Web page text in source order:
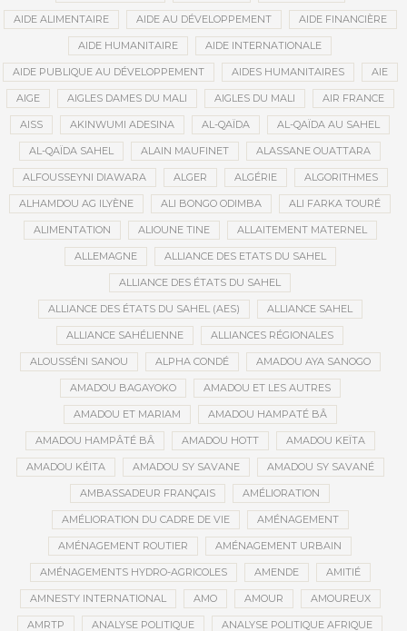
AIDE ALIMENTAIRE AIDE AU DÉVELOPPEMENT AIDE FINANCIÈRE
AIDE HUMANITAIRE AIDE INTERNATIONALE
AIDE PUBLIQUE AU DÉVELOPPEMENT AIDES HUMANITAIRES AIE
AIGE AIGLES DAMES DU MALI AIGLES DU MALI AIR FRANCE
AISS AKINWUMI ADESINA AL-QAÏDA AL-QAÏDA AU SAHEL
AL-QAÏDA SAHEL ALAIN MAUFINET ALASSANE OUATTARA
ALFOUSSEYNI DIAWARA ALGER ALGÉRIE ALGORITHMES
ALHAMDOU AG ILYÈNE ALI BONGO ODIMBA ALI FARKA TOURÉ
ALIMENTATION ALIOUNE TINE ALLAITEMENT MATERNEL
ALLEMAGNE ALLIANCE DES ETATS DU SAHEL
ALLIANCE DES ÉTATS DU SAHEL
ALLIANCE DES ÉTATS DU SAHEL (AES) ALLIANCE SAHEL
ALLIANCE SAHÉLIENNE ALLIANCES RÉGIONALES
ALOUSSÉNI SANOU ALPHA CONDÉ AMADOU AYA SANOGO
AMADOU BAGAYOKO AMADOU ET LES AUTRES
AMADOU ET MARIAM AMADOU HAMPATÉ BÂ
AMADOU HAMPÂTÉ BÂ AMADOU HOTT AMADOU KEÏTA
AMADOU KÉITA AMADOU SY SAVANE AMADOU SY SAVANÉ
AMBASSADEUR FRANÇAIS AMÉLIORATION
AMÉLIORATION DU CADRE DE VIE AMÉNAGEMENT
AMÉNAGEMENT ROUTIER AMÉNAGEMENT URBAIN
AMÉNAGEMENTS HYDRO-AGRICOLES AMENDE AMITIÉ
AMNESTY INTERNATIONAL AMO AMOUR AMOUREUX
AMRTP ANALYSE POLITIQUE ANALYSE POLITIQUE AFRIQUE